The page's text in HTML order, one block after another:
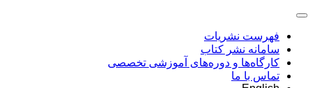
فهرست نشریات
سامانه نشر کتاب
کارگاه‌ها و دوره‌های آموزشی تخصصی
تماس با ما